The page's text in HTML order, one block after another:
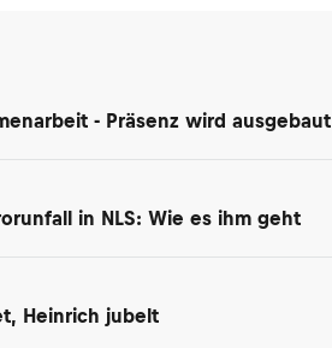
- Präsenz wird ausgebaut
in NLS: Wie es ihm geht
Heinrich jubelt